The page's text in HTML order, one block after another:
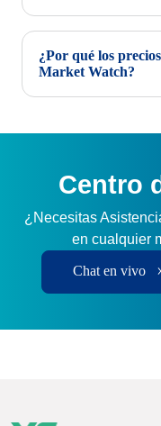
¿Por qué los
Market Watch?
Centro
¿Necesitas
en cualquier
Chat en vivo